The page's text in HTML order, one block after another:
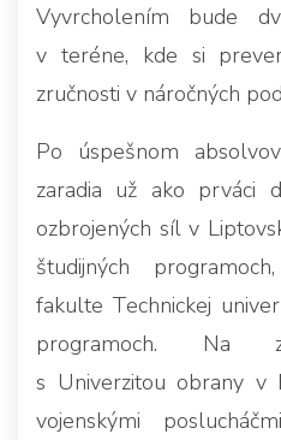
Vyvrcholením bude
v teréne, kde si
zručnosti v náročných
Po úspešnom
zaradia už ako prváci
ozbrojených síl v
študijných
fakulte Technickej
programoch. Na
s Univerzitou obrany v
vojenskými